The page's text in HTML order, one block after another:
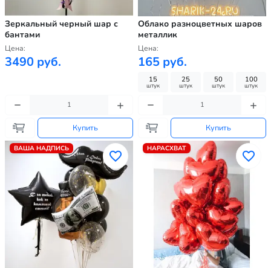
Зеркальный черный шар с
бантами
Цена:
3490 руб.
Купить
Облако разноцветных шаров
металлик
Цена:
165 руб.
15
штук
25
штук
50
штук
100
штук
Купить
ВАША НАДПИСЬ НАРАСХВАТ